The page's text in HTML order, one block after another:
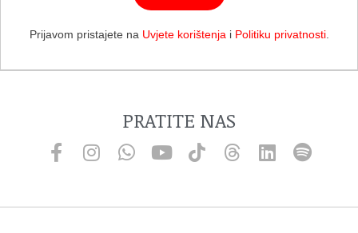
Prijavom pristajete na Uvjete korištenja i Politiku privatnosti.
PRATITE NAS